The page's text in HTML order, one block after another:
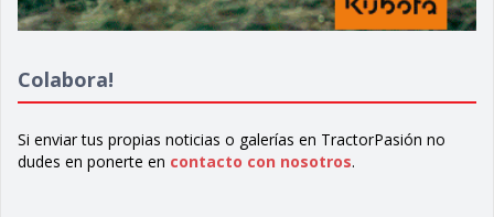
Colabora!
Si enviar tus propias noticias o galerías en TractorPasión no
dudes en ponerte en contacto con nosotros.